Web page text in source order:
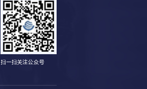
扫一扫关注公众号